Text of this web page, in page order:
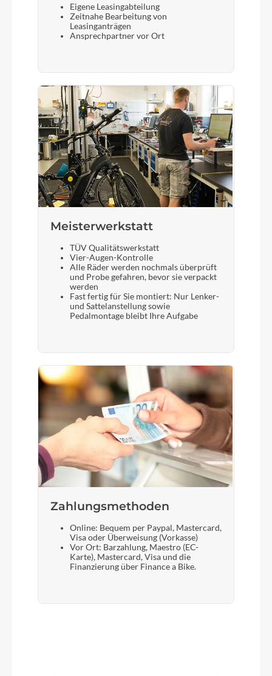
Eigene Leasingabteilung
Zeitnahe Bearbeitung von
Leasinganträgen
Ansprechpartner vor Ort
Meisterwerkstatt
TÜV Qualitätswerkstatt
Vier-Augen-Kontrolle
Alle Räder werden nochmals überprüft
und Probe gefahren, bevor sie verpackt
werden
Fast fertig für Sie montiert: Nur Lenker-
und Sattelanstellung sowie
Pedalmontage bleibt Ihre Aufgabe
Zahlungsmethoden
Online: Bequem per Paypal, Mastercard,
Visa oder Überweisung (Vorkasse)
Vor Ort: Barzahlung, Maestro (EC-
Karte), Mastercard, Visa und die
Finanzierung über Finance a Bike.